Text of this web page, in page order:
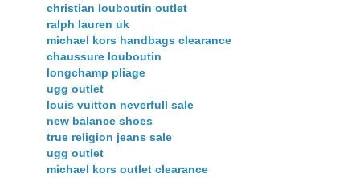
christian louboutin outlet
ralph lauren uk
michael kors handbags clearance
chaussure louboutin
longchamp pliage
ugg outlet
louis vuitton neverfull sale
new balance shoes
true religion jeans sale
ugg outlet
michael kors outlet clearance